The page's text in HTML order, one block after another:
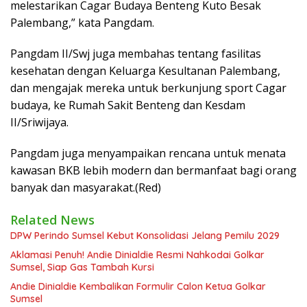
melestarikan Cagar Budaya Benteng Kuto Besak
Palembang,” kata Pangdam.
Pangdam II/Swj juga membahas tentang fasilitas
kesehatan dengan Keluarga Kesultanan Palembang,
dan mengajak mereka untuk berkunjung sport Cagar
budaya, ke Rumah Sakit Benteng dan Kesdam
II/Sriwijaya.
Pangdam juga menyampaikan rencana untuk menata
kawasan BKB lebih modern dan bermanfaat bagi orang
banyak dan masyarakat.(Red)
Related News
DPW Perindo Sumsel Kebut Konsolidasi Jelang Pemilu 2029
Aklamasi Penuh! Andie Dinialdie Resmi Nahkodai Golkar
Sumsel, Siap Gas Tambah Kursi
Andie Dinialdie Kembalikan Formulir Calon Ketua Golkar
Sumsel